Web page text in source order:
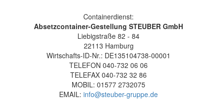
Containerdienst:
Absetzcontainer-Gestellung STEUBER GmbH
Liebigstraße 82 - 84
22113 Hamburg
Wirtschafts-ID-Nr.: DE135104738-00001
TELEFON 040-732 06 06
TELEFAX 040-732 32 86
MOBIL: 01577 2732075
EMAIL: info@steuber-gruppe.de